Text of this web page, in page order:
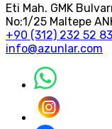
Eti Mah. GMK
No:1/25 Maltepe
+90 (312) 232 52 83
info@azunlar.com